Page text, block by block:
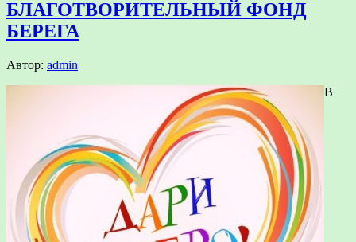
БЛАГОТВОРИТЕЛЬНЫЙ ФОНД
БЕРЕГА
Автор: admin
В